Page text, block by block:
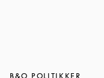
B&O POLITIKKER